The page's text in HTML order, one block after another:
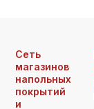
Сеть
магазинов
напольных
покрытий
и